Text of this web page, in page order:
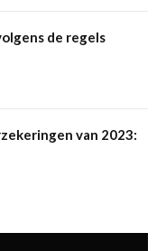
de regels
van 2023: